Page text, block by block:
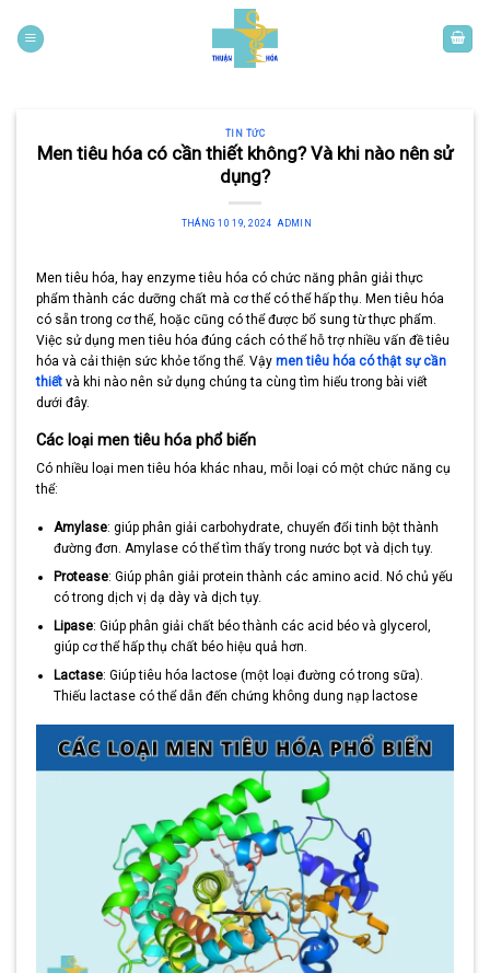
content
TIN TỨC
Men tiêu hóa có cần thiết không? Và khi nào nên sử
dụng?
THÁNG 10 19, 2024 ADMIN
Men tiêu hóa, hay enzyme tiêu hóa có chức năng phân giải thực
phẩm thành các dưỡng chất mà cơ thể có thể hấp thụ. Men tiêu hóa
có sẵn trong cơ thể, hoặc cũng có thể được bổ sung từ thực phẩm.
Việc sử dụng men tiêu hóa đúng cách có thể hỗ trợ nhiều vấn đề tiêu
hóa và cải thiện sức khỏe tổng thể. Vậy men tiêu hóa có thật sự cần
thiết và khi nào nên sử dụng chúng ta cùng tìm hiểu trong bài viết
dưới đây.
Các loại men tiêu hóa phổ biến
Có nhiều loại men tiêu hóa khác nhau, mỗi loại có một chức năng cụ
thể:
Amylase: giúp phân giải carbohydrate, chuyển đổi tinh bột thành
đường đơn. Amylase có thể tìm thấy trong nước bọt và dịch tụy.
Protease: Giúp phân giải protein thành các amino acid. Nó chủ yếu
có trong dịch vị dạ dày và dịch tụy.
Lipase: Giúp phân giải chất béo thành các acid béo và glycerol,
giúp cơ thể hấp thụ chất béo hiệu quả hơn.
Lactase: Giúp tiêu hóa lactose (một loại đường có trong sữa).
Thiếu lactase có thể dẫn đến chứng không dung nạp lactose